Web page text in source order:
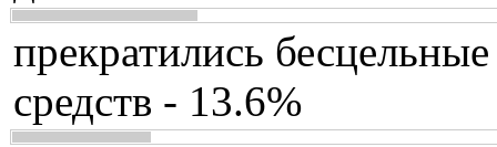
прекратились
средств - 13.6%